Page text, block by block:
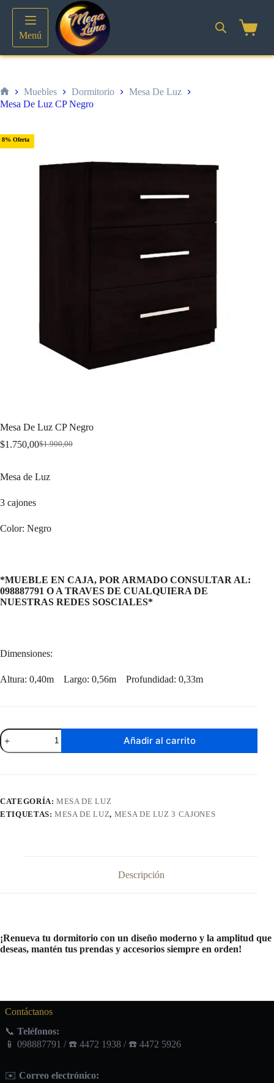
contenido
Menú
Inicio
Muebles Dormitorio
Mesa De Luz
Mesa De Luz CP Negro
8% Oferta
Mesa De Luz CP Negro
$1.900,00
Original
$1.900,00.
$1.750,00Current
$1.750,00.
Mesa de Luz
3 cajones
Color: Negro
*MUEBLE EN CAJA, POR ARMADO CONSULTAR AL:
098887791 O A TRAVES DE CUALQUIERA DE
NUESTRAS REDES SOSCIALES*
Dimensiones:
Altura: 0,40m Largo: 0,56m Profundidad: 0,33m
Mesa
De
Luz
Añadir al carrito
CATEGORÍA:MESA DE LUZ
ETIQUETAS:MESA DE LUZ, MESA DE LUZ 3 CAJONES
Descripción
¡Renueva tu dormitorio con un diseño moderno y la amplitud que
deseas, mantén tus prendas y accesorios siempre en orden!
Contáctanos
📞 Teléfonos:
📱 098887791 / ☎️ 4472 1938 / ☎️ 4472 5926
✉️ Correo electrónico: